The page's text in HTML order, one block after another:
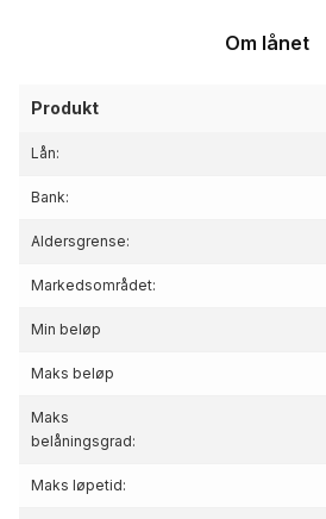
Om lånet
Produkt
Lån:
Bank:
Aldersgrense:
Markedsområdet:
Min beløp
Maks beløp
Maks
belåningsgrad:
Maks løpetid: